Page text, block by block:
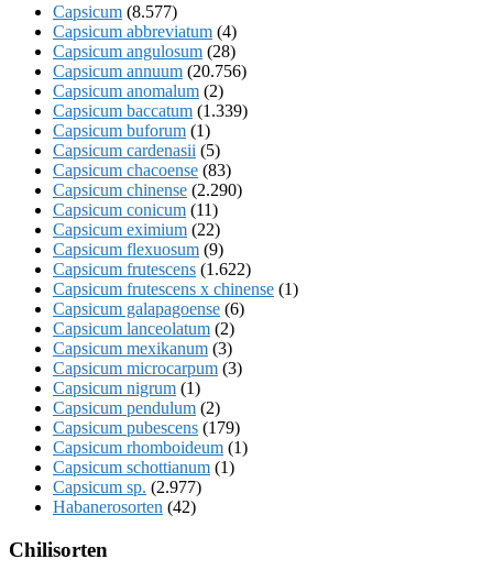
Capsicum (8.577)
Capsicum abbreviatum (4)
Capsicum angulosum (28)
Capsicum annuum (20.756)
Capsicum anomalum (2)
Capsicum baccatum (1.339)
Capsicum buforum (1)
Capsicum cardenasii (5)
Capsicum chacoense (83)
Capsicum chinense (2.290)
Capsicum conicum (11)
Capsicum eximium (22)
Capsicum flexuosum (9)
Capsicum frutescens (1.622)
Capsicum frutescens x chinense (1)
Capsicum galapagoense (6)
Capsicum lanceolatum (2)
Capsicum mexikanum (3)
Capsicum microcarpum (3)
Capsicum nigrum (1)
Capsicum pendulum (2)
Capsicum pubescens (179)
Capsicum rhomboideum (1)
Capsicum schottianum (1)
Capsicum sp. (2.977)
Habanerosorten (42)
Chilisorten